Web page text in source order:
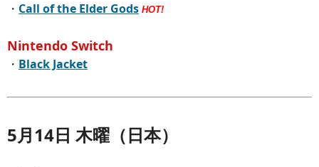
・ Call of the Elder Gods HOT!
Nintendo Switch
・ Black Jacket
5月14日 木曜（日本）